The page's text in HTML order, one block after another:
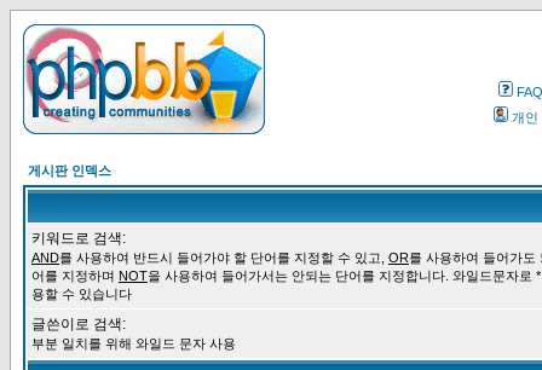
FAQ
개인
게시판 인덱스
키워드로 검색:
AND를 사용하여 반드시 들어가야 할 단어를 지정할 수 있고, OR를 사용하여 들어가도
어를 지정하며 NOT을 사용하여 들어가서는 안되는 단어를 지정합니다. 와일드문자로
용할 수 있습니다
글쓴이로 검색:
부분 일치를 위해 와일드 문자 사용